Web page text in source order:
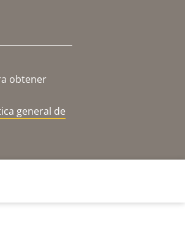
obtener
general de